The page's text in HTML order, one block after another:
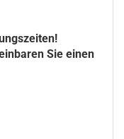
Sie einen